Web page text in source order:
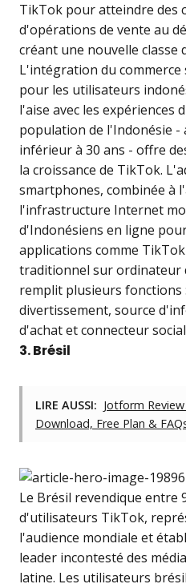
TikTok pour atteindre des
d'opérations de vente au
créant une nouvelle
L'intégration du commerce
pour les utilisateurs
l'aise avec les expériences
population de l'Indonésie -
inférieur à 30 ans - offre
la croissance de TikTok.
smartphones, combinée à
l'infrastructure Internet
d'Indonésiens en ligne
applications comme
traditionnel sur ordinateur
remplit plusieurs fonctions
divertissement, source
d'achat et connecteur
3. Brésil
LIRE AUSSI: Jotform
Download, Free Plan &
Le Brésil revendique entre
d'utilisateurs TikTok,
l'audience mondiale et
leader incontesté des
latine. Les utilisateurs